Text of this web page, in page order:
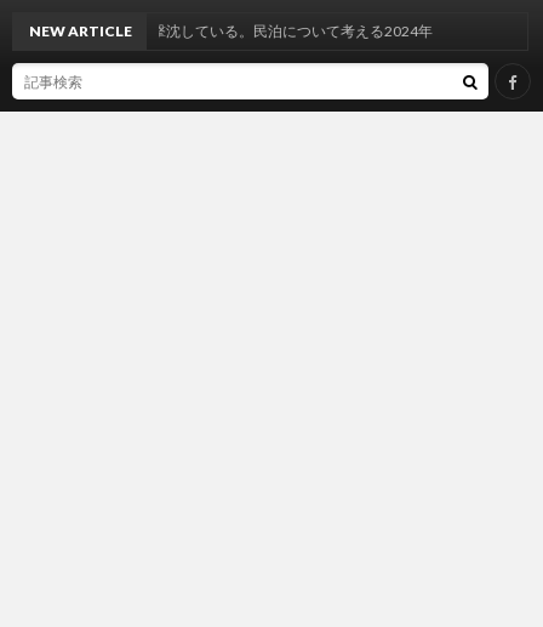
NEW ARTICLE
泊が徐々に撃沈している。民泊について考える2024年